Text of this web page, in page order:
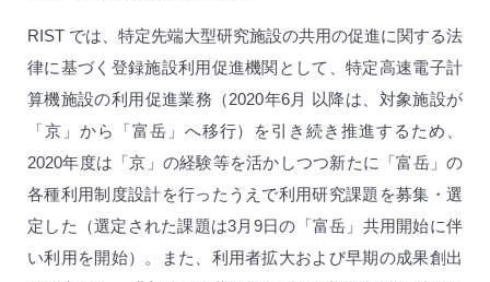
RIST では、特定先端大型研究施設の共用の促進に関する法
律に基づく登録施設利用促進機関として、特定高速電子計
算機施設の利用促進業務（2020年6月 以降は、対象施設が
「京」から「富岳」へ移行）を引き続き推進するため、
2020年度は「京」の経験等を活かしつつ新たに「富岳」の
各種利用制度設計を行ったうえで利用研究課題を募集・選
定した（選定された課題は3月9日の「富岳」共用開始に伴
い利用を開始）。また、利用者拡大および早期の成果創出